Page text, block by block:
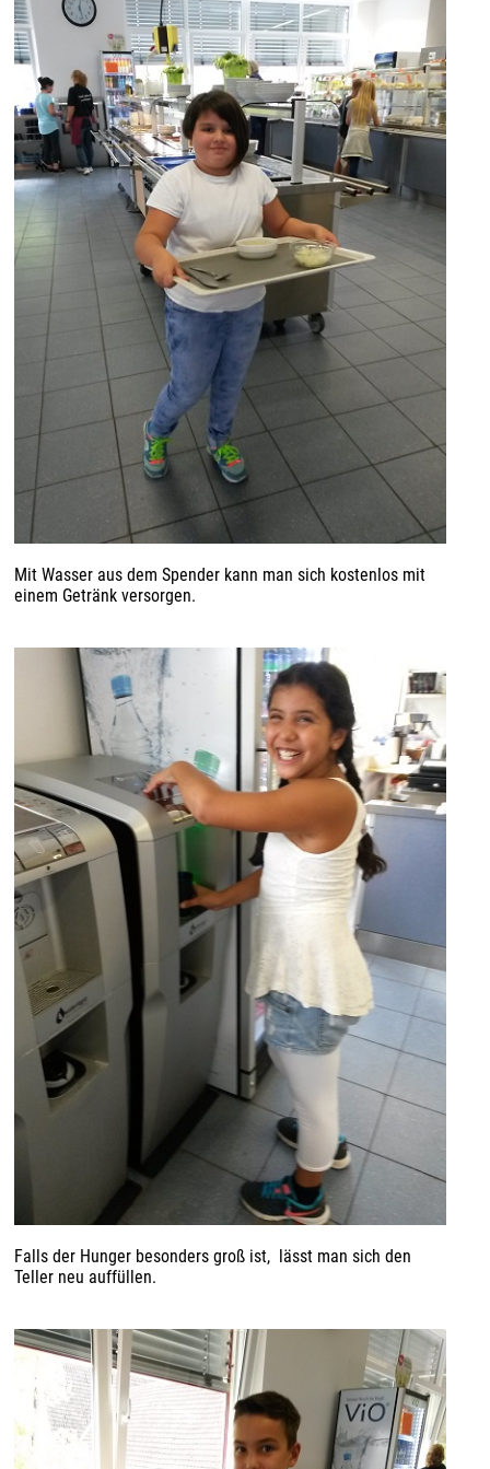
Mit Wasser aus dem Spender kann man sich kostenlos mit
einem Getränk versorgen.
Falls der Hunger besonders groß ist, lässt man sich den
Teller neu auffüllen.